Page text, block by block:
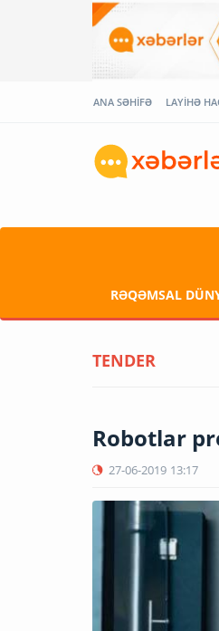
ANA SƏHİFƏ LAYİHƏ
RƏQƏMSAL
TENDER
Robotlar
27-06-2019 13:17